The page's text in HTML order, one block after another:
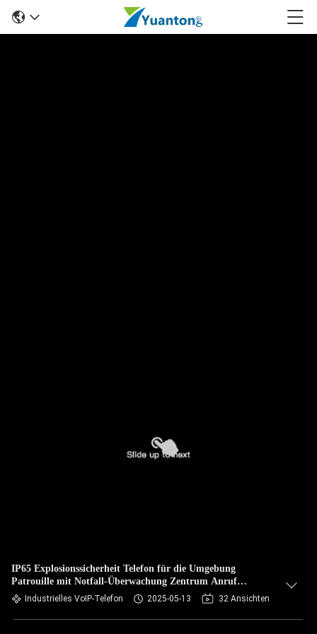
IP65 Explosionssicherheit Telefon für die Umgebung
Patrouille mit Notfall-Überwachung Zentrum Anruf
Unterstützung
Industrielles VoIP-Telefon 2025-05-13 32 Ansichten